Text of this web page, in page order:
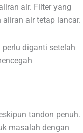
air. Filter yang
air tetap lancar.
diganti setelah
tandon penuh.
masalah dengan